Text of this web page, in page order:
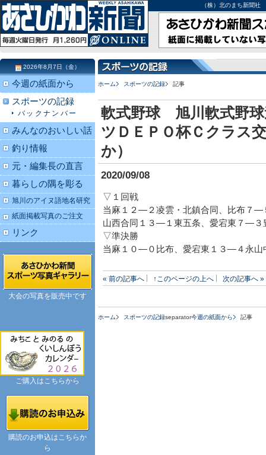
（株）北のまち新聞
ホーム スポーツの記録 記事
軟式野球 旭川軟式野球
ツＤＥＰＯ杯Ｃクラス
か）
2020/09/08
▽１回戦
当麻１２―２凌雲・北鎮合同、比布７―
山西合同１３―１東五条、愛宕東７―３
▽準決勝
当麻１０―０比布、愛宕東１３―４永山
« 前の記事へ ↑このページの上へ 次の記事へ »
ホーム スポーツの記録separator今週の紙面から 記事
2026年8月7日（金）
今週の紙面から
スポーツの記録
バックナンバー
みんなのおいしい話
釣り情報
元・編集長の直言
暮らしの隅を彫る
旭川のアイヌ語地名研究
紙面掲載写真のご注文
リンク
大会の写真を販売中です
ご購入はこちらから
購読のお申込はこちらか
ら